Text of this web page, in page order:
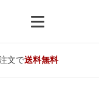
文で送料無料